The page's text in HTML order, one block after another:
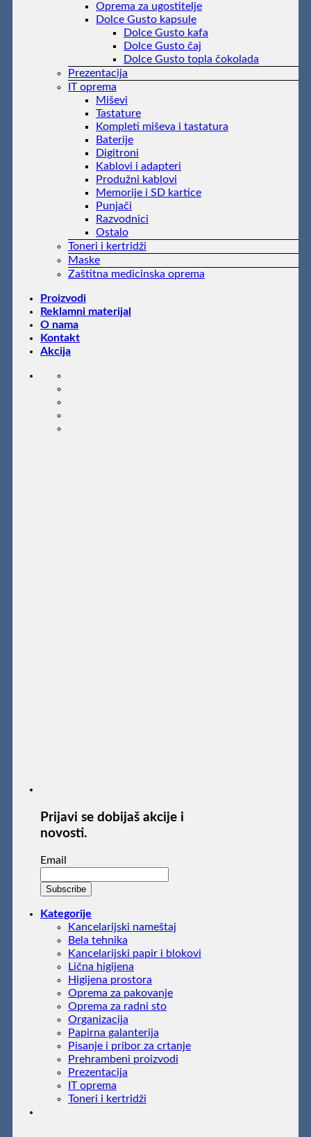
Oprema za ugostitelje
Dolce Gusto kapsule
Dolce Gusto kafa
Dolce Gusto čaj
Dolce Gusto topla čokolada
Prezentacija
IT oprema
Miševi
Tastature
Kompleti miševa i tastatura
Baterije
Digitroni
Kablovi i adapteri
Produžni kablovi
Memorije i SD kartice
Punjači
Razvodnici
Ostalo
Toneri i kertridži
Maske
Zaštitna medicinska oprema
Proizvodi
Reklamni materijal
O nama
Kontakt
Akcija
Prijavi se dobijaš akcije i
novosti.
Email
Kategorije
Kancelarijski nameštaj
Bela tehnika
Kancelarijski papir i blokovi
Lična higijena
Higijena prostora
Oprema za pakovanje
Oprema za radni sto
Organizacija
Papirna galanterija
Pisanje i pribor za crtanje
Prehrambeni proizvodi
Prezentacija
IT oprema
Toneri i kertridži